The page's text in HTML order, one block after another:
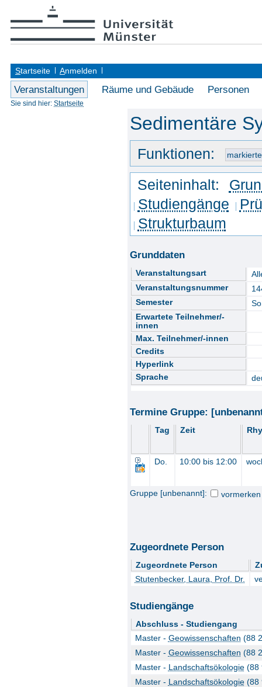
Startseite Anmelden
Veranstaltungen Räume und Gebäude Personen
Sie sind hier: Startseite
Sedimentäre
Funktionen:
Seiteninhalt:
Studiengänge
Strukturbaum
Grunddaten
Veranstaltungsart
Veranstaltungsnummer
Semester
Erwartete Teilnehmer/-
innen
Max. Teilnehmer/-innen
Credits
Hyperlink
Sprache
Termine Gruppe:
Tag Zeit
Do. 10:00 bis 12:00
Gruppe [unbenannt]: vormerken
Zugeordnete Person
Zugeordnete Person
Stutenbecker, Laura, Prof. Dr.
Studiengänge
Abschluss - Studiengang
Master - Geowissenschaften (88
Master - Geowissenschaften (88
Master -
Landschaftsökologie(88
Master -
Landschaftsökologie(88